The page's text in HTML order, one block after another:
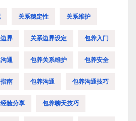
关系稳定性 关系维护
界 关系边界设定 包养入门
通 包养关系维护 包养安全
南 包养沟通 包养沟通技巧
验分享 包养聊天技巧